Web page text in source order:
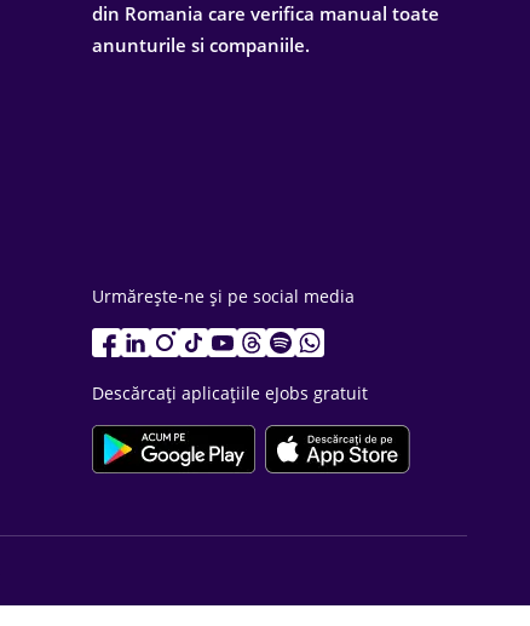
din Romania care verifica manual toate
anunturile si companiile.
Urmărește-ne și pe social media
Descărcați aplicațiile eJobs gratuit